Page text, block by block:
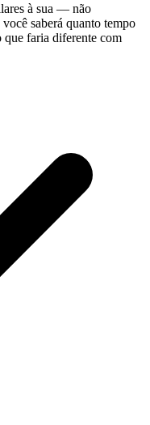
à sua — não
saberá quanto tempo
que faria diferente com